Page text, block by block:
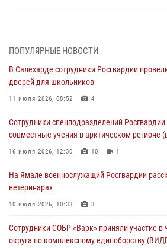
03 августа 2026, 07:21 2
Генерал-полковник Юрий Аверин выступил
молодёжном образовательном форуме
03 августа 2026, 06:54
Директор Росгвардии Герой России генерал
поздравил специалистов подразделений
праздником
Сотрудники СОБР «Варк» повышают боевое
30 июля 2026, 09:34 1
Офицеры спецназа Росгвардии провели
сотрудников прокуратуры на Ямале
ПОПУЛЯРНЫЕ НОВОСТИ
В Салехарде сотрудники Росгвардии
дверей для школьников
11 июля 2026, 08:52 4
Сотрудники спецподразделений
совместные учения в арктическом регионе
16 июля 2026, 12:30 10 1
На Ямале военнослужащий Росгвардии
ветеринарах
10 июля 2026, 10:33 3
Сотрудники СОБР «Варк» приняли участие в
округа по комплексному единоборству